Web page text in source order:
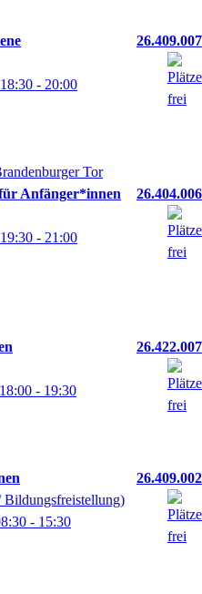
26.409.007
18:30 - 20:00
Anfänger*innen
26.404.006
19:30 - 21:00
26.422.007
18:00 - 19:30
26.409.002
- 15:30